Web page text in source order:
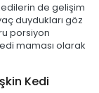
de gelişim
duydukları göz
porsiyon
maması olarak
Kedi